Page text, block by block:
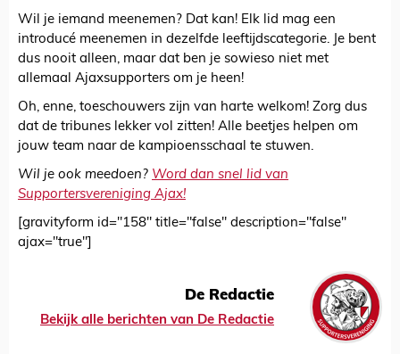
Wil je iemand meenemen? Dat kan! Elk lid mag een
introducé meenemen in dezelfde leeftijdscategorie. Je bent
dus nooit alleen, maar dat ben je sowieso niet met
allemaal Ajaxsupporters om je heen!
Oh, enne, toeschouwers zijn van harte welkom! Zorg dus
dat de tribunes lekker vol zitten! Alle beetjes helpen om
jouw team naar de kampioensschaal te stuwen.
Wil je ook meedoen? Word dan snel lid van
Supportersvereniging Ajax!
[gravityform id="158" title="false" description="false"
ajax="true"]
De Redactie
Bekijk alle berichten van De Redactie